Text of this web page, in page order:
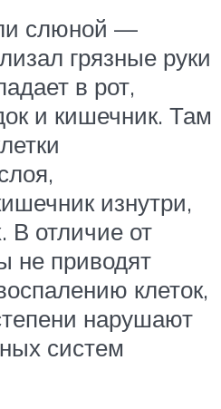
слюной —
грязные руки
в рот,
и кишечник. Там
изнутри,
В отличие от
не приводят
клеток,
нарушают
систем